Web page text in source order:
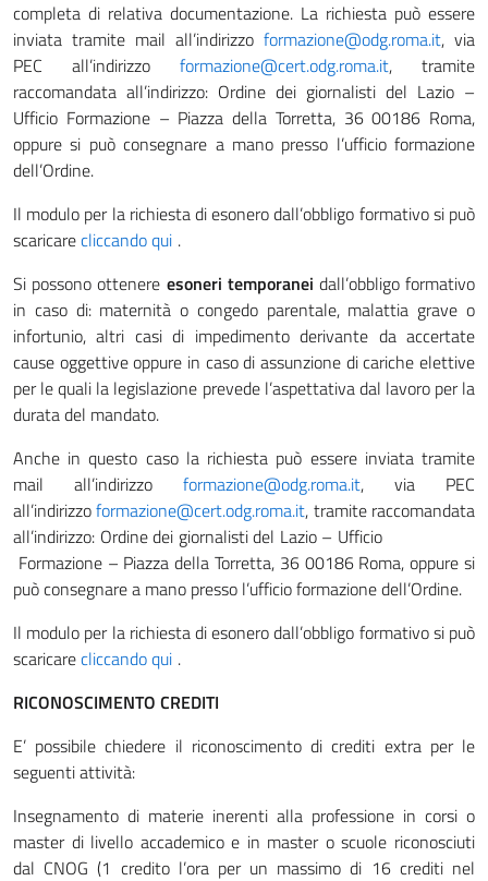
completa di relativa documentazione. La richiesta può essere
inviata tramite mail all’indirizzo formazione@odg.roma.it, via
PEC all’indirizzo formazione@cert.odg.roma.it, tramite
raccomandata all’indirizzo: Ordine dei giornalisti del Lazio –
Ufficio Formazione – Piazza della Torretta, 36 00186 Roma,
oppure si può consegnare a mano presso l’ufficio formazione
dell’Ordine.
Il modulo per la richiesta di esonero dall’obbligo formativo si può
scaricarecliccando qui .
Si possono ottenere esoneri temporanei dall’obbligo formativo
in caso di: maternità o congedo parentale, malattia grave o
infortunio, altri casi di impedimento derivante da accertate
cause oggettive oppure in caso di assunzione di cariche elettive
per le quali la legislazione prevede l’aspettativa dal lavoro per la
durata del mandato.
Anche in questo caso la richiesta può essere inviata tramite
mail all’indirizzo formazione@odg.roma.it, via PEC
all’indirizzoformazione@cert.odg.roma.it, tramite raccomandata
all’indirizzo: Ordine dei giornalisti del Lazio – Ufficio
Formazione – Piazza della Torretta, 36 00186 Roma, oppure si
può consegnare a mano presso l’ufficio formazione dell’Ordine.
Il modulo per la richiesta di esonero dall’obbligo formativo si può
scaricarecliccando qui .
RICONOSCIMENTO CREDITI
E’ possibile chiedere il riconoscimento di crediti extra per le
seguenti attività:
Insegnamento di materie inerenti alla professione in corsi o
master di livello accademico e in master o scuole riconosciuti
dal CNOG (1 credito l’ora per un massimo di 16 crediti nel